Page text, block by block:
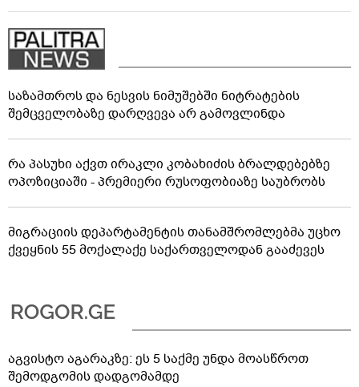
საზამთროს და ნესვის ნიმუშებში ნიტრატების
შემცველობაზე დარღვევა არ გამოვლინდა
რა პასუხი აქვთ ირაკლი კობახიძის ბრალდებებზე
ოპოზიციაში - პრემიერი რუსოფობიაზე საუბრობს
მიგრაციის დეპარტამენტის თანამშრომლებმა უცხო
ქვეყნის 55 მოქალაქე საქართველოდან გააძევეს
აგვისტო აგარაკზე: ეს 5 საქმე უნდა მოასწროთ
შემოდგომის დადგომამდე